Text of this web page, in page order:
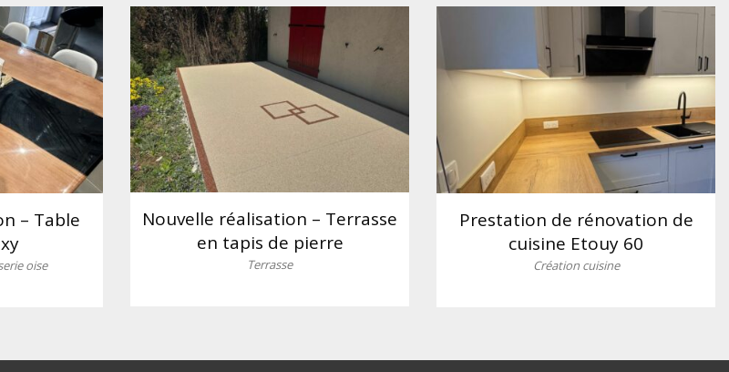
– Table
oise
Nouvelle réalisation – Terrasse
en tapis de pierre
Terrasse
Prestation de rénovation de
cuisine Etouy 60
Création cuisine